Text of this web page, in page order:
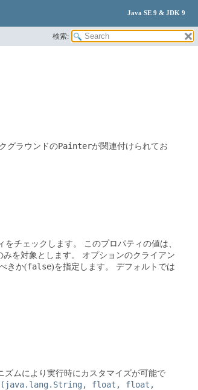
Java SE 9 & JDK 9
検索:
グラウンドのPainterが関連付けられてお
チェックします。 このプロパティの値は、
を対象とします。
オプションのクライアン
きか(false)を指定します。
デフォルトでは
ズムにより実行時にカスタマイズが可能で
float, float,